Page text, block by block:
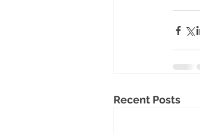
Recent Posts